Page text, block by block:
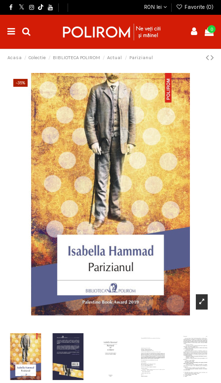
RON lei Favorite (0)
0
Acasa Colectie BIBLIOTECA POLIROM Actual Parizianul
-35%